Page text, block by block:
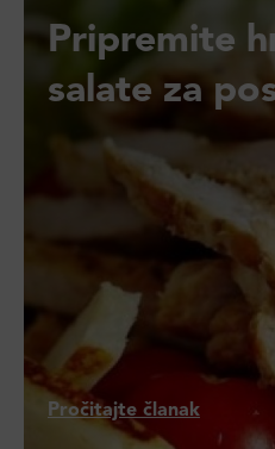
Pripremite
salate za
Pročitajte članak